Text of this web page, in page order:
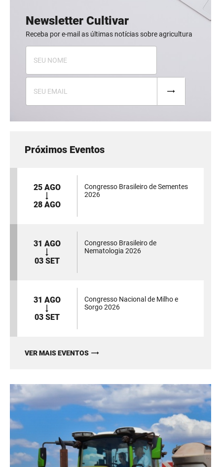
Newsletter Cultivar
Receba por e-mail as últimas notícias sobre agricultura
Próximos Eventos
25 AGO
28 AGO
Congresso Brasileiro de Sementes
2026
31 AGO
03 SET
Congresso Brasileiro de
Nematologia 2026
31 AGO
03 SET
Congresso Nacional de Milho e
Sorgo 2026
VER MAIS EVENTOS